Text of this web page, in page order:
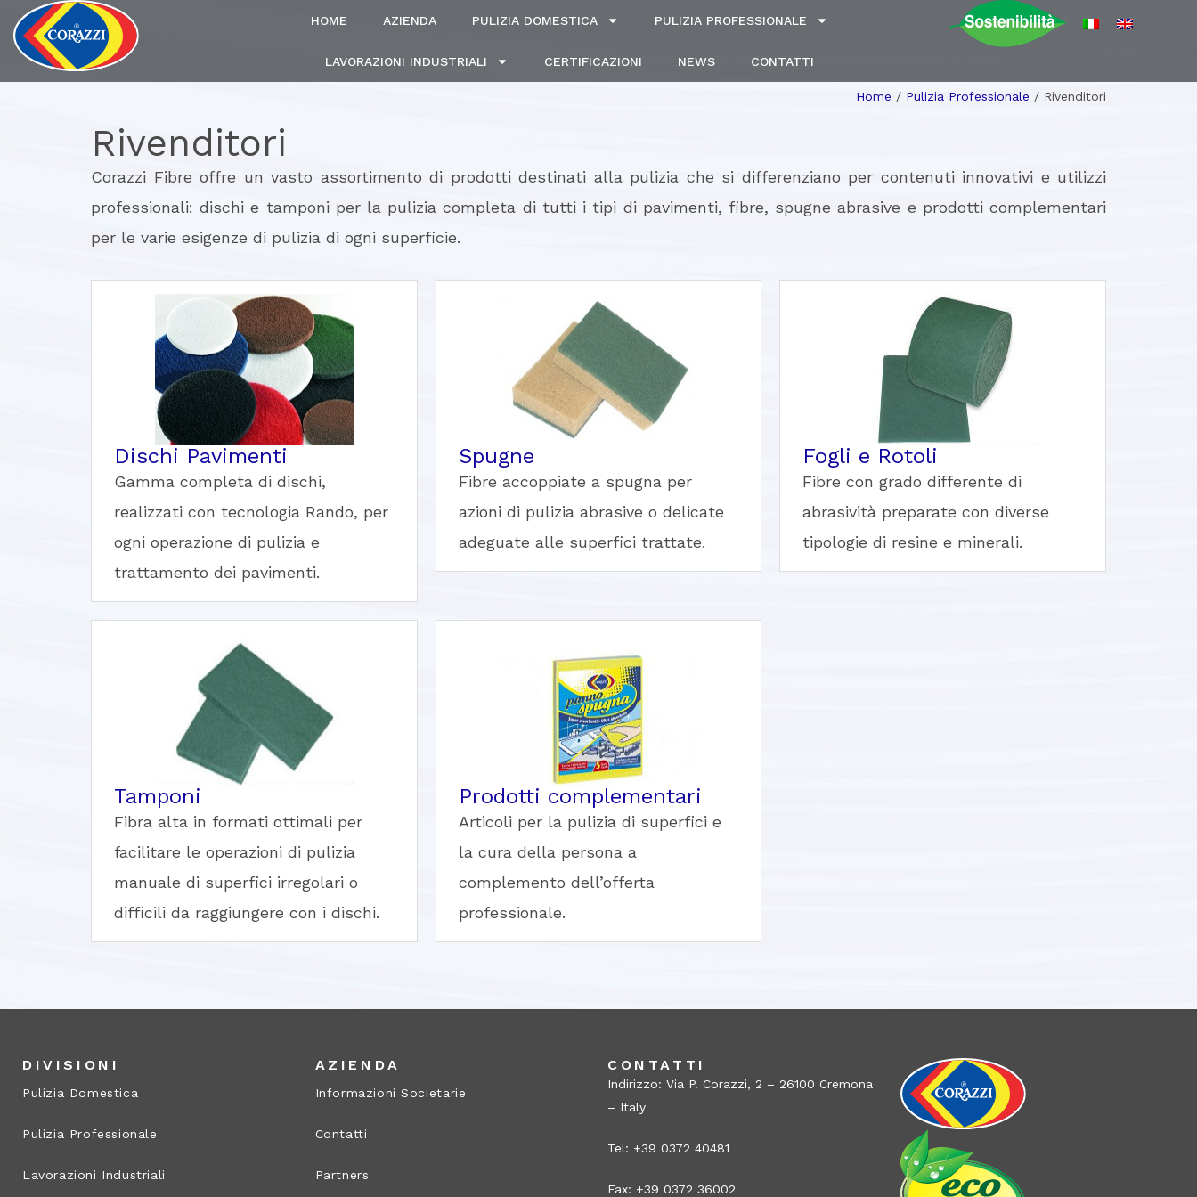
HOME AZIENDA PULIZIA DOMESTICA PULIZIA PROFESSIONALE
LAVORAZIONI INDUSTRIALI CERTIFICAZIONI NEWS CONTATTI
Home / Pulizia Professionale / Rivenditori
Rivenditori
Corazzi Fibre offre un vasto assortimento di prodotti destinati alla pulizia che si differenziano per contenuti innovativi e utilizzi
professionali: dischi e tamponi per la pulizia completa di tutti i tipi di pavimenti, fibre, spugne abrasive e prodotti complementari
per le varie esigenze di pulizia di ogni superficie.
Dischi Pavimenti
Gamma completa di dischi,
realizzati con tecnologia Rando, per
ogni operazione di pulizia e
trattamento dei pavimenti.
Spugne
Fibre accoppiate a spugna per
azioni di pulizia abrasive o delicate
adeguate alle superfici trattate.
Fogli e Rotoli
Fibre con grado differente di
abrasività preparate con diverse
tipologie di resine e minerali.
Tamponi
Fibra alta in formati ottimali per
facilitare le operazioni di pulizia
manuale di superfici irregolari o
difficili da raggiungere con i dischi.
Prodotti complementari
Articoli per la pulizia di superfici e
la cura della persona a
complemento dell’offerta
professionale.
DIVISIONI
Pulizia Domestica
Pulizia Professionale
Lavorazioni Industriali
AZIENDA
Informazioni Societarie
Contatti
Partners
CONTATTI
Indirizzo: Via P. Corazzi, 2 – 26100 Cremona
– Italy
Tel: +39 0372 40481
Fax: +39 0372 36002